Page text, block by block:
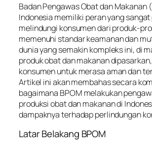
Badan Pengawas Obat dan Makanan
Indonesia memiliki peran yang
melindungi konsumen dari produk-
memenuhi standar keamanan dan
dunia yang semakin kompleks ini, di
produk obat dan makanan
konsumen untuk merasa aman dan
Artikel ini akan membahas secara
bagaimana BPOM melakukan
produksi obat dan makanan di
dampaknya terhadap perlindungan
Latar Belakang BPOM